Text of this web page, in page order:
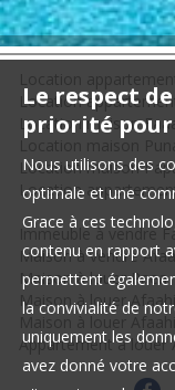
Location
Location maison Faaa
Location maison
Location maison
Location
Immeuble à vendre
Maison à vendre
Maison à louer Paea
Maison à louer
Appartement à louer
Le respect
priorité pour
Nous utilisons des
optimale et une
Grace à ces
contenu en rapport
permettent
la convivialité de
uniquement les
avez donné votre